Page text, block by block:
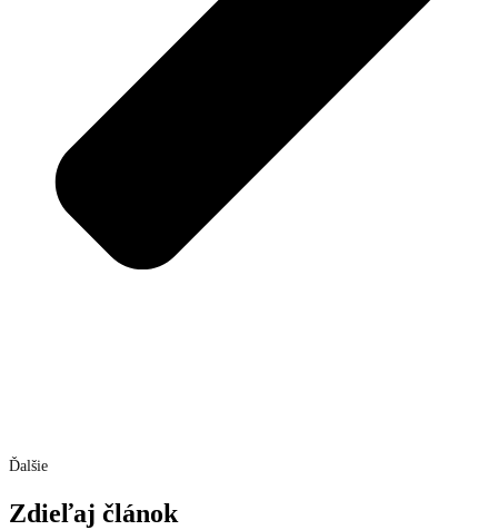
Ďalšie
Zdieľaj článok